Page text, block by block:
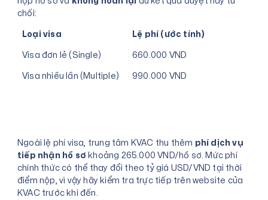
chối:
Loại visa
Lệ phí (ước tính)
Visa đơn lẻ (Single)
660.000 VND
Visa nhiều lần (Multiple)
990.000 VND
Ngoài lệ phí visa, trung tâm KVAC thu thêm phí dịch vụ
tiếp nhận hồ sơkhoảng 265.000 VND/hồ sơ. Mức phí
chính thức có thể thay đổi theo tỷ giá USD/VND tại thời
điểm nộp, vì vậy hãy kiểm tra trực tiếp trên website của
KVAC trước khi đến.